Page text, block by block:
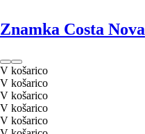
Znamka Costa Nova
V košarico
V košarico
V košarico
V košarico
V košarico